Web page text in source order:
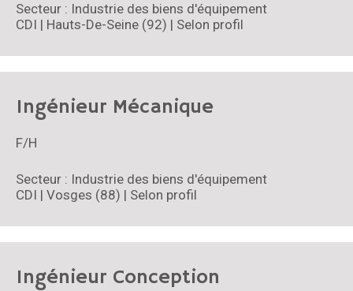
Secteur : Industrie des biens d'équipement
CDI | Hauts-De-Seine (92) | Selon profil
Ingénieur Mécanique
F/H
Secteur : Industrie des biens d'équipement
CDI | Vosges (88) | Selon profil
Ingénieur Conception